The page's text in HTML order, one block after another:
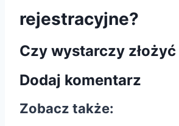
rejestracyjne?
Czy wystarczy
Dodaj komentarz
Zobacz także: